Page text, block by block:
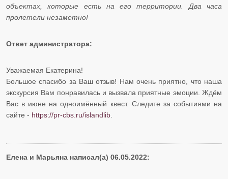
объектах, которые есть на его территории. Два часа
пролетели незаметно!
Ответ администратора:
Уважаемая Екатерина!
Большое спасибо за Ваш отзыв! Нам очень приятно, что наша
экскурсия Вам понравилась и вызвала приятные эмоции. Ждём
Вас в июне на одноимённый квест. Следите за событиями на
сайте - https://pr-cbs.ru/islandlib.
Елена и Марьяна написал(а) 06.05.2022: